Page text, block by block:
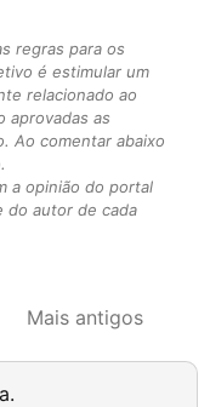
regras para os
é estimular um
relacionado ao
aprovadas as
Ao comentar abaixo
a opinião do portal
do autor de cada
Mais antigos